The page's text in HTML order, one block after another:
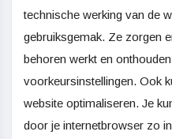
technische werking van de
gebruiksgemak. Ze zorgen
behoren werkt en
voorkeursinstellingen. Ook
website optimaliseren. Je
door je internetbrowser zo